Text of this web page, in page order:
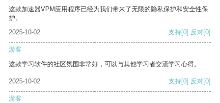
这款加速器VPM应用程序已经为我们带来了无限的隐私保护和安全性保
护。
2025-10-02
支持[0] 反对[0]
游客
这款学习软件的社区氛围非常好，可以与其他学习者交流学习心得。
2025-10-02 支持[0] 反对[0]
游客